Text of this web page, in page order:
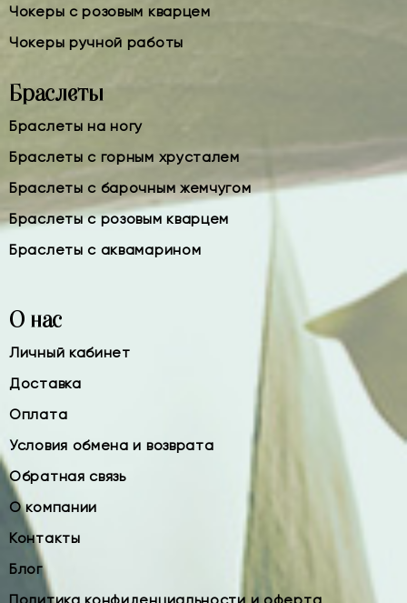
Чокеры с розовым кварцем
Чокеры ручной работы
Браслеты
Браслеты на ногу
Браслеты с горным хрусталем
Браслеты с барочным жемчугом
Браслеты с розовым кварцем
Браслеты с аквамарином
О нас
Личный кабинет
Доставка
Оплата
Условия обмена и возврата
Обратная связь
О компании
Контакты
Блог